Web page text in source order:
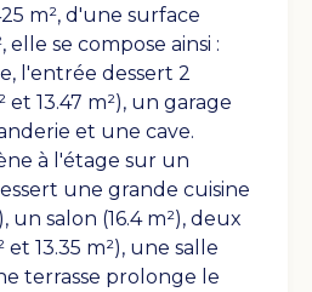
m², d'une surface
elle se compose ainsi :
l'entrée dessert 2
et 13.47 m²), un garage
et une cave.
à l'étage sur un
une grande cuisine
un salon (16.4 m²), deux
et 13.35 m²), une salle
terrasse prolonge le
les photos